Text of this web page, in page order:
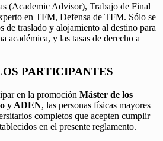
(Academic Advisor), Trabajo de Final
en TFM, Defensa de TFM. Sólo se
de traslado y alojamiento al destino para
académica, y las tasas de derecho a
PARTICIPANTES
en la promoción Máster de los
y ADEN, las personas físicas mayores
completos que acepten cumplir
en el presente reglamento.